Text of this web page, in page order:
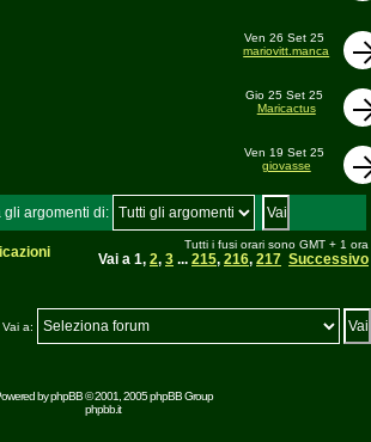
Ven 26 Set 25
mariovitt.manca
Gio 25 Set 25
Maricactus
Ven 19 Set 25
giovasse
gli argomenti di:
Tutti i fusi orari sono GMT + 1 ora
Vai a 1, 2, 3 ... 215, 216, 217 Successivo
Vai a:
byphpBB© 2001, 2005 phpBB Group
phpbb.it